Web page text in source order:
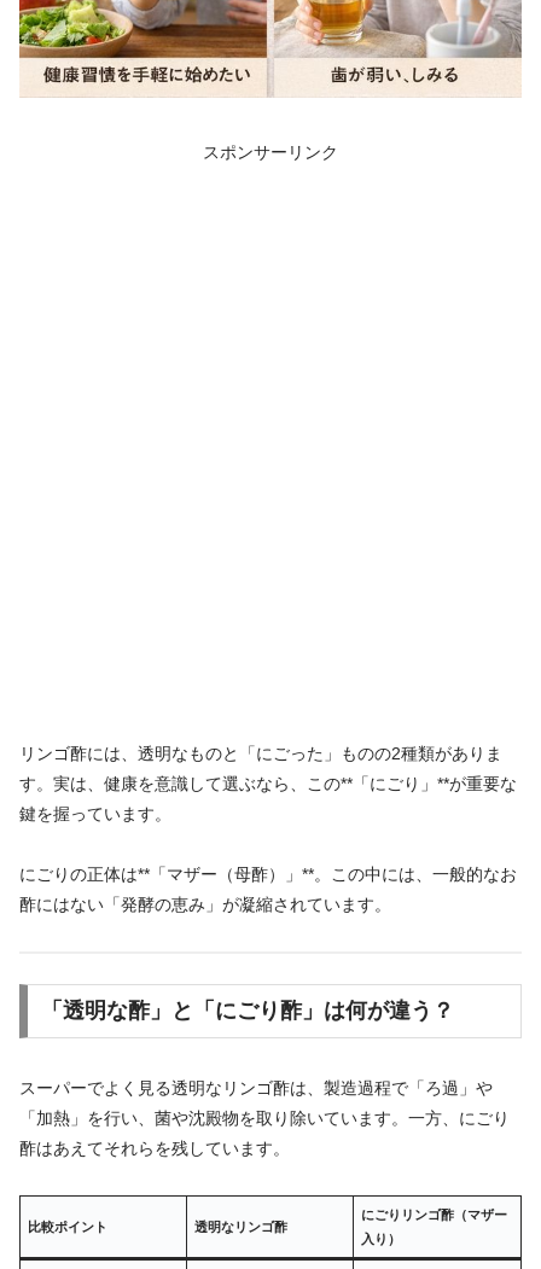
スポンサーリンク
リンゴ酢には、透明なものと「にごった」ものの2種類がありま
す。実は、健康を意識して選ぶなら、この**「にごり」**が重要な
鍵を握っています。
にごりの正体は**「マザー（母酢）」**。この中には、一般的なお
酢にはない「発酵の恵み」が凝縮されています。
「透明な酢」と「にごり酢」は何が違う？
スーパーでよく見る透明なリンゴ酢は、製造過程で「ろ過」や
「加熱」を行い、菌や沈殿物を取り除いています。一方、にごり
酢はあえてそれらを残しています。
比較ポイント 透明なリンゴ酢
にごりリンゴ酢（マザー
入り）